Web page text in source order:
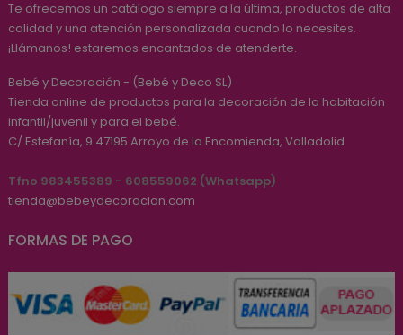
Te ofrecemos un catálogo siempre a la última, productos de alta
calidad y una atención personalizada cuando lo necesites.
¡Llámanos! estaremos encantados de atenderte.
Bebé y Decoración - (Bebé y Deco SL)
Tienda online de productos para la decoración de la habitación
infantil/juvenil y para el bebé.
C/ Estefanía, 9 47195 Arroyo de la Encomienda, Valladolid
Tfno 983455389 - 608559062 (Whatsapp)
tienda@bebeydecoracion.com
FORMAS DE PAGO